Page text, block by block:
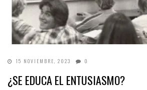
15 NOVIEMBRE, 2023 0
¿SE EDUCA EL ENTUSIASMO?